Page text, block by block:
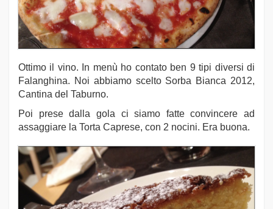
Ottimo il vino. In menù ho contato ben 9 tipi diversi di
Falanghina. Noi abbiamo scelto Sorba Bianca 2012,
Cantina del Taburno.
Poi prese dalla gola ci siamo fatte convincere ad
assaggiare la Torta Caprese, con 2 nocini. Era buona.